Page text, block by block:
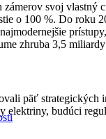
svoj
o 100 %. Do roku
zhruba 3,5
päť strategických
elektriny, budúci